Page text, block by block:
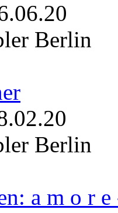
Berlin
Berlin
a m o r